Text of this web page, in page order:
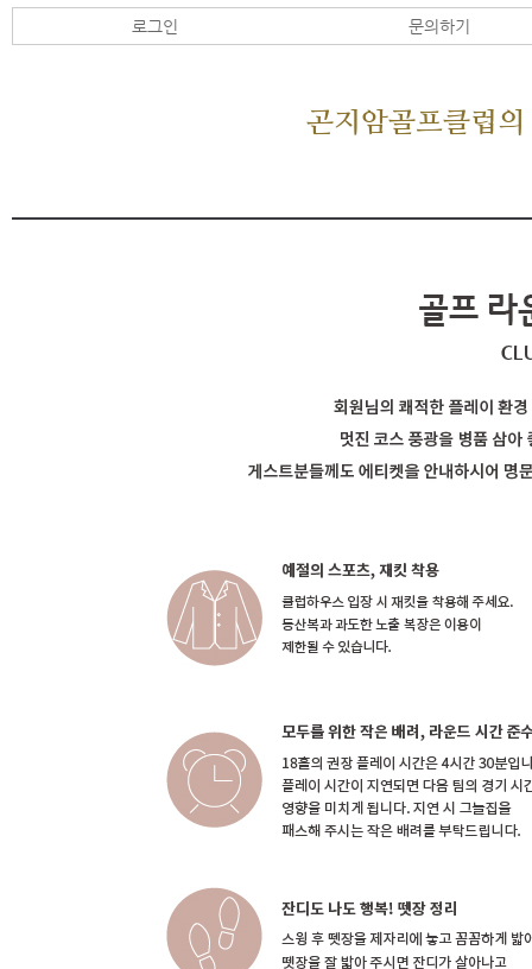
로그인 문의하기
곤지암골프클럽